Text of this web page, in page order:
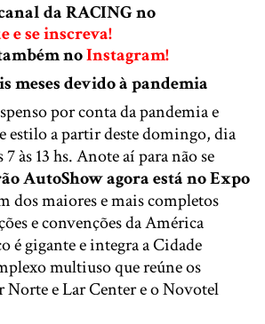
da RACING no
e se inscreva!
noInstagram!
meses devido à pandemia
por conta da pandemia e
estilo a partir deste domingo, dia
às 13 hs. Anote aí para não se
AutoShow agora está no Expo
dos maiores e mais completos
e convenções da América
é gigante e integra a Cidade
multiuso que reúne os
Norte e Lar Center e o Novotel